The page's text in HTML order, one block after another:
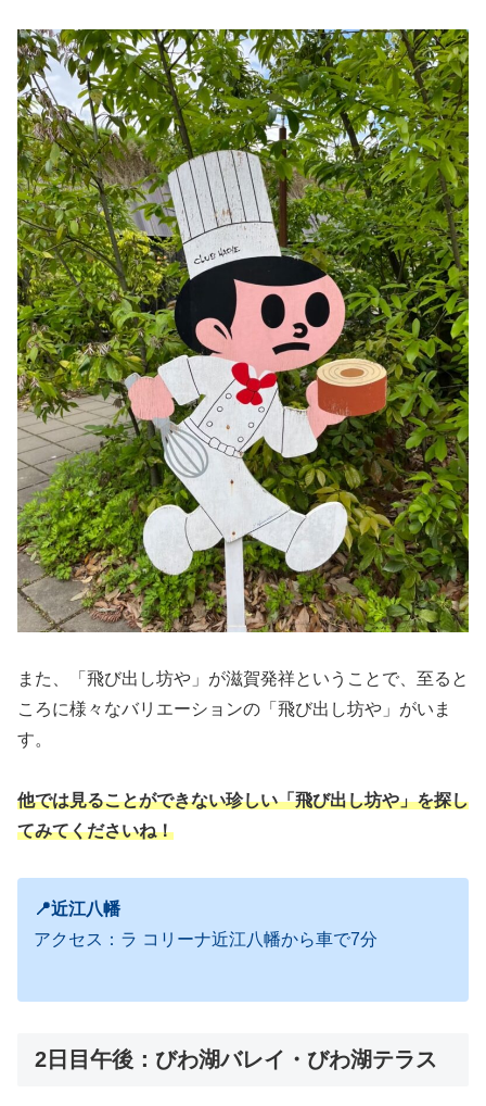
また、「飛び出し坊や」が滋賀発祥ということで、至ると
ころに様々なバリエーションの「飛び出し坊や」がいま
す。
他では見ることができない珍しい「飛び出し坊や」を探し
てみてくださいね！
📍近江八幡
アクセス：ラ コリーナ近江八幡から車で7分
2日目午後：びわ湖バレイ・びわ湖テラス